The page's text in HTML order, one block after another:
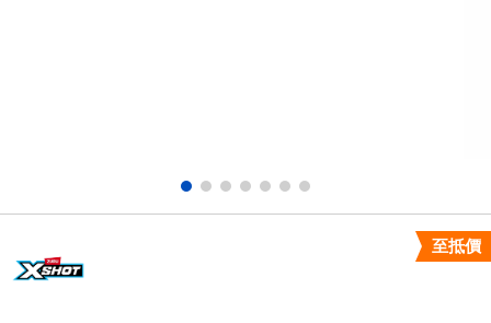
戶外及運動用品
至抵價